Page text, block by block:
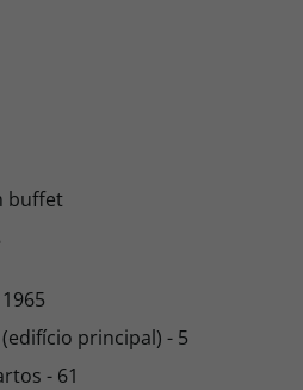
buffet
principal) - 5
- 61